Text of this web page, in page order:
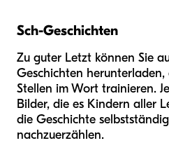
Sch-Geschichten
Zu guter Letzt können Sie
Geschichten
Stellen im Wort trainieren.
Bilder, die es Kindern aller
die Geschichte
nachzuerzählen.